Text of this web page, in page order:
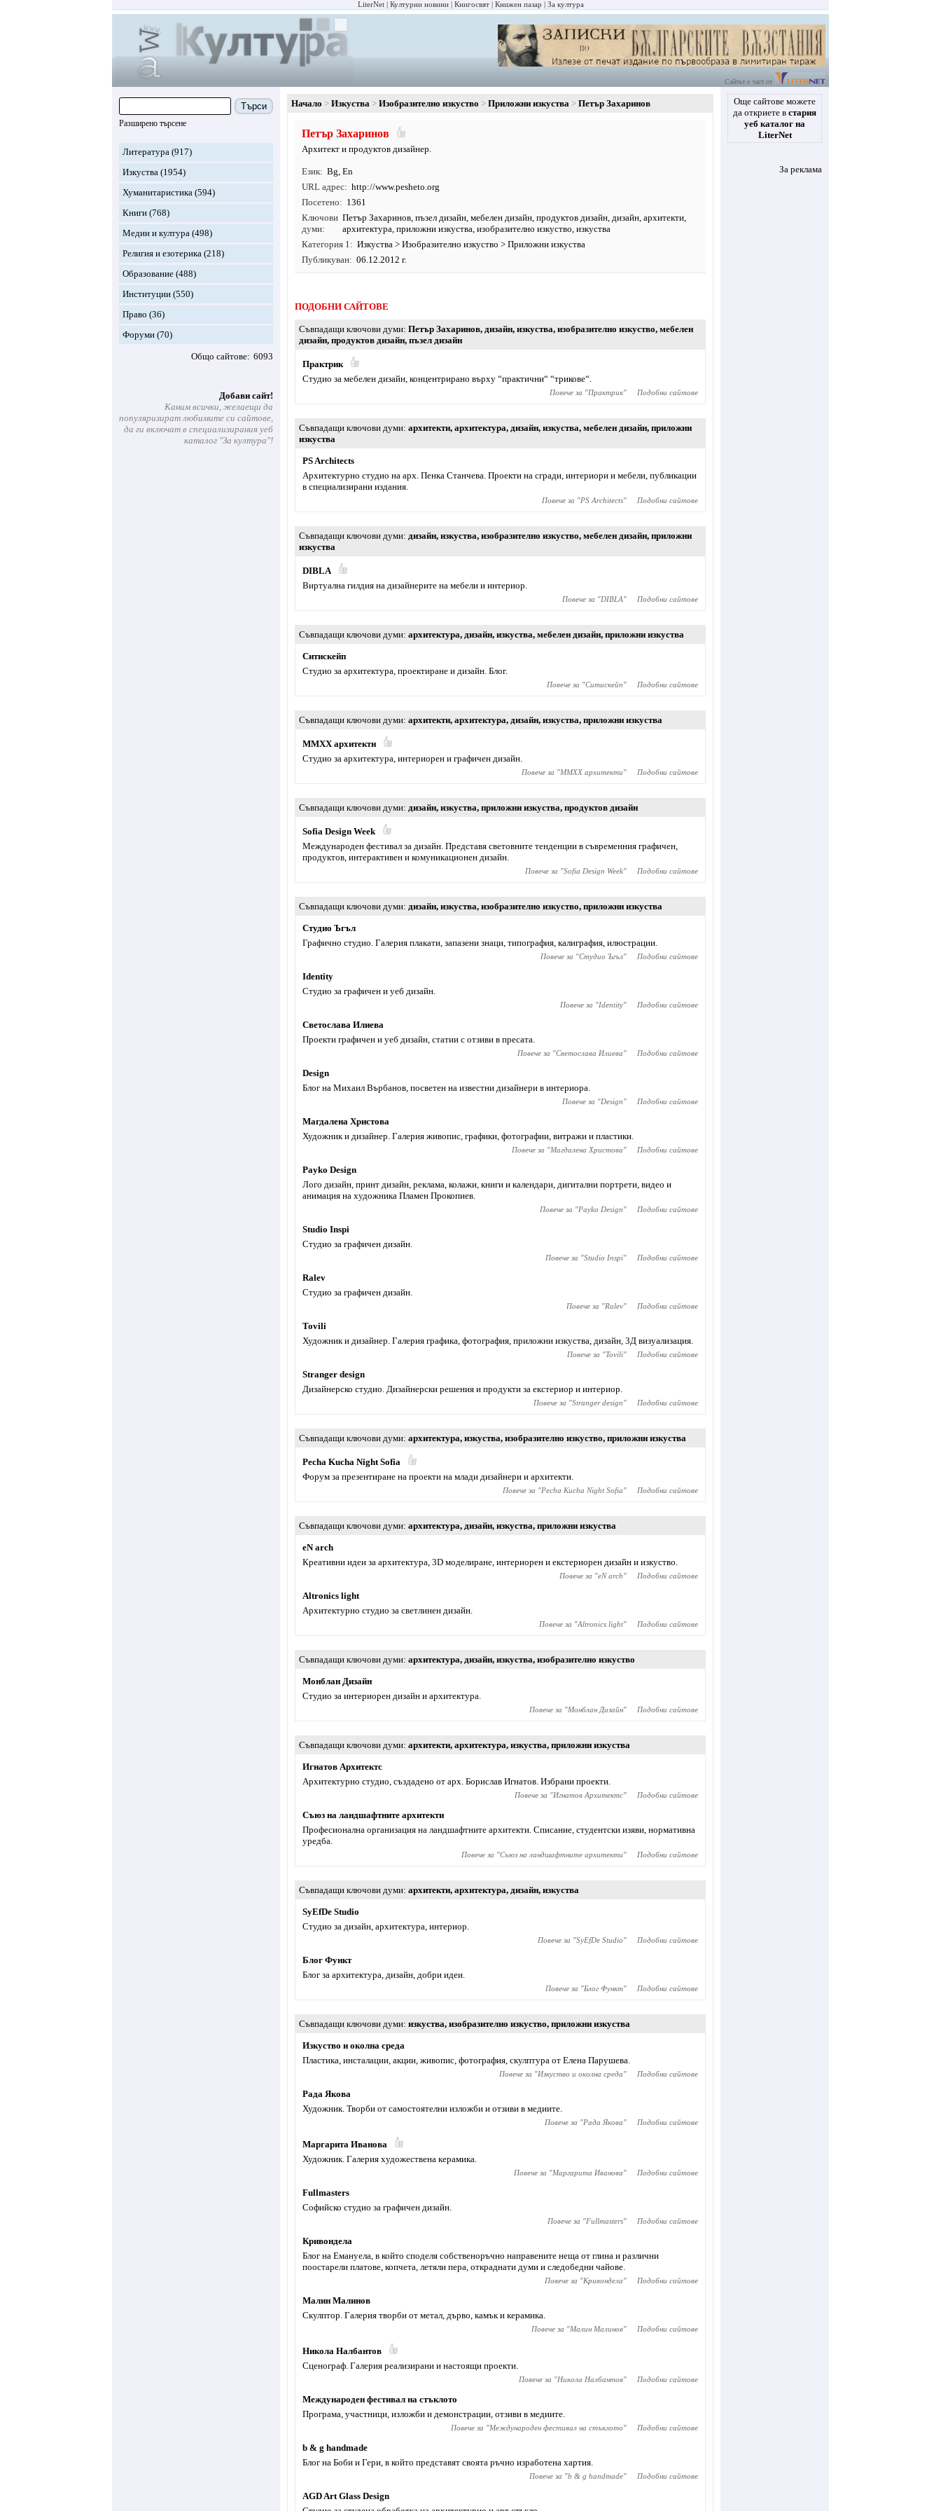
LiterNet Културни новини Книгосвят Книжен пазар За култура
Сайтът е част от
Търси
Разширено търсене
Литература (917)
Изкуства (1954)
Хуманитаристика (594)
Книги (768)
Медии и култура (498)
Религия и езотерика (218)
Образование (488)
Институции (550)
Право (36)
Форуми (70)
Общо сайтове 6093
Добави сайт!
Каним всички, желаещи да
популяризират любимите си сайтове,
да ги включат в специализирания уеб
каталог "За култура"!
Начало Изкуства Изобразително изкуство Приложни изкуства Петър Захаринов
Петър Захаринов
Архитект и продуктов дизайнер.
Език Bg, En
URL адрес
http://www.pesheto.org
Посетено
1361
Ключови
думи
Петър Захаринов, пъзел дизайн, мебелен дизайн, продуктов дизайн, дизайн, архитекти,
архитектура, приложни изкуства, изобразително изкуство, изкуства
Категория 1
Изкуства > Изобразително изкуство > Приложни изкуства
Публикуван
06.12.2012 г.
ПОДОБНИ САЙТОВЕ
Съвпадащи ключови думи Петър Захаринов, дизайн, изкуства, изобразително изкуство, мебелен
дизайн, продуктов дизайн, пъзел дизайн
Практрик
Студио за мебелен дизайн, концентрирано върху “практични“ “трикове“.
Повече за "Практрик" Подобни сайтове
Съвпадащи ключови думи архитекти, архитектура, дизайн, изкуства, мебелен дизайн, приложни
изкуства
PS Architects
Архитектурно студио на арх. Пенка Станчева. Проекти на сгради, интериори и мебели, публикации
в специализирани издания.
Повече за "PS Architects" Подобни сайтове
Съвпадащи ключови думи дизайн, изкуства, изобразително изкуство, мебелен дизайн, приложни
изкуства
DIBLA
Виртуална гилдия на дизайнерите на мебели и интериор.
Повече за "DIBLA" Подобни сайтове
Съвпадащи ключови думи архитектура, дизайн, изкуства, мебелен дизайн, приложни изкуства
Ситискейп
Студио за архитектура, проектиране и дизайн. Блог.
Повече за "Ситискейп" Подобни сайтове
Съвпадащи ключови думи архитекти, архитектура, дизайн, изкуства, приложни изкуства
MMXX архитекти
Студио за архитектура, интериорен и графичен дизайн.
Повече за "MMXX архитекти" Подобни сайтове
Съвпадащи ключови думи дизайн, изкуства, приложни изкуства, продуктов дизайн
Sofia Design Week
Международен фестивал за дизайн. Представя световните тенденции в съвременния графичен,
продуктов, интерактивен и комуникационен дизайн.
Повече за "Sofia Design Week" Подобни сайтове
Съвпадащи ключови думи дизайн, изкуства, изобразително изкуство, приложни изкуства
Студио Ъгъл
Графично студио. Галерия плакати, запазени знаци, типография, калиграфия, илюстрации.
Повече за "Студио Ъгъл" Подобни сайтове
Identity
Студио за графичен и уеб дизайн.
Повече за "Identity" Подобни сайтове
Светослава Илиева
Проекти графичен и уеб дизайн, статии с отзиви в пресата.
Повече за "Светослава Илиева" Подобни сайтове
Design
Блог на Михаил Върбанов, посветен на известни дизайнери в интериора.
Повече за "Design" Подобни сайтове
Магдалена Христова
Художник и дизайнер. Галерия живопис, графики, фотографии, витражи и пластики.
Повече за "Магдалена Христова" Подобни сайтове
Payko Design
Лого дизайн, принт дизайн, реклама, колажи, книги и календари, дигитални портрети, видео и
анимация на художника Пламен Прокопиев.
Повече за "Payko Design" Подобни сайтове
Studio Inspi
Студио за графичен дизайн.
Повече за "Studio Inspi" Подобни сайтове
Ralev
Студио за графичен дизайн.
Повече за "Ralev" Подобни сайтове
Tovili
Художник и дизайнер. Галерия графика, фотография, приложни изкуства, дизайн, 3Д визуализация.
Повече за "Tovili" Подобни сайтове
Stranger design
Дизайнерско студио. Дизайнерски решения и продукти за екстериор и интериор.
Повече за "Stranger design" Подобни сайтове
Съвпадащи ключови думи архитектура, изкуства, изобразително изкуство, приложни изкуства
Pecha Kucha Night Sofia
Форум за презентиране на проекти на млади дизайнери и архитекти.
Повече за "Pecha Kucha Night Sofia" Подобни сайтове
Съвпадащи ключови думи архитектура, дизайн, изкуства, приложни изкуства
eN arch
Креативни идеи за архитектура, 3D моделиране, интериорен и екстериорен дизайн и изкуство.
Повече за "eN arch" Подобни сайтове
Altronics light
Архитектурно студио за светлинен дизайн.
Повече за "Altronics light" Подобни сайтове
Съвпадащи ключови думи архитектура, дизайн, изкуства, изобразително изкуство
Монблан Дизайн
Студио за интериорен дизайн и архитектура.
Повече за "Монблан Дизайн" Подобни сайтове
Съвпадащи ключови думи архитекти, архитектура, изкуства, приложни изкуства
Игнатов Архитектс
Архитектурно студио, създадено от арх. Борислав Игнатов. Избрани проекти.
Повече за "Игнатов Архитектс" Подобни сайтове
Съюз на ландшафтните архитекти
Професионална организация на ландшафтните архитекти. Списание, студентски изяви, нормативна
уредба.
Повече за "Съюз на ландшафтните архитекти" Подобни сайтове
Съвпадащи ключови думи архитекти, архитектура, дизайн, изкуства
SyEfDe Studio
Студио за дизайн, архитектура, интериор.
Повече за "SyEfDe Studio" Подобни сайтове
Блог Функт
Блог за архитектура, дизайн, добри идеи.
Повече за "Блог Функт" Подобни сайтове
Съвпадащи ключови думи изкуства, изобразително изкуство, приложни изкуства
Изкуство и околна среда
Пластика, инсталации, акции, живопис, фотография, скулптура от Елена Парушева.
Повече за "Изкуство и околна среда" Подобни сайтове
Рада Якова
Художник. Творби от самостоятелни изложби и отзиви в медиите.
Повече за "Рада Якова" Подобни сайтове
Маргарита Иванова
Художник. Галерия художествена керамика.
Повече за "Маргарита Иванова" Подобни сайтове
Fullmasters
Софийско студио за графичен дизайн.
Повече за "Fullmasters" Подобни сайтове
Кривондела
Блог на Емануела, в който споделя собственоръчно направените неща от глина и различни
поостарели платове, копчета, летяли пера, откраднати думи и следобедни чайове.
Повече за "Кривондела" Подобни сайтове
Малин Малинов
Скулптор. Галерия творби от метал, дърво, камък и керамика.
Повече за "Малин Малинов" Подобни сайтове
Никола Налбантов
Сценограф. Галерия реализирани и настоящи проекти.
Повече за "Никола Налбантов" Подобни сайтове
Международен фестивал на стъклото
Програма, участници, изложби и демонстрации, отзиви в медиите.
Повече за "Международен фестивал на стъклото" Подобни сайтове
b & g handmade
Блог на Боби и Гери, в който представят своята ръчно изработена хартия.
Повече за "b & g handmade" Подобни сайтове
AGD Art Glass Design
Още сайтове можете
да откриете в стария
уеб каталог на
LiterNet
За реклама